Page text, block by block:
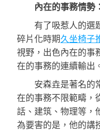
內在的事務情勢
有了吸惹人的選
碎片化時期久坐椅子
視野，出色內在的事
在的事務的連續輸出
安森垚是著名的
在的事務不限範疇，
話、建筑、物理等，
為要害的是，他的講